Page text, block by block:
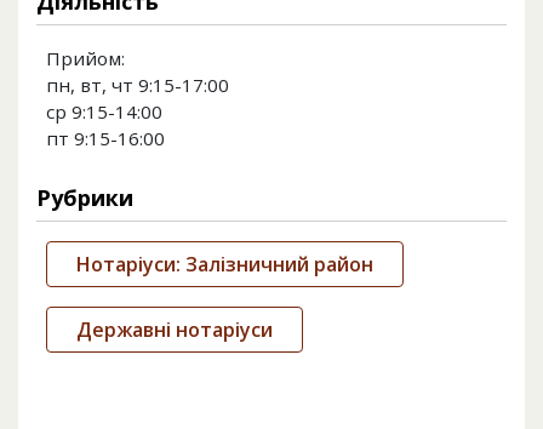
Прийом:
пн, вт, чт 9:15-17:00
ср 9:15-14:00
пт 9:15-16:00
Рубрики
Нотаріуси: Залізничний район
Державні нотаріуси